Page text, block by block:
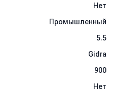
Нет
Промышленный
5.5
Gidra
900
Нет